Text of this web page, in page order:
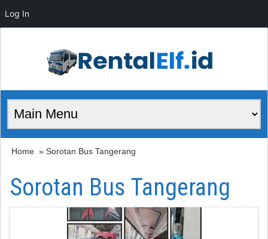
Home » Sorotan Bus Tangerang
Sorotan Bus Tangerang
Log In